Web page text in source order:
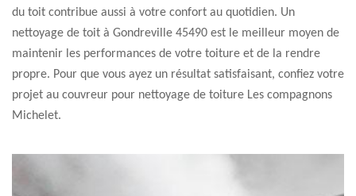
du toit contribue aussi à votre confort au quotidien. Un
nettoyage de toit à Gondreville 45490 est le meilleur moyen de
maintenir les performances de votre toiture et de la rendre
propre. Pour que vous ayez un résultat satisfaisant, confiez votre
projet au couvreur pour nettoyage de toiture Les compagnons
Michelet.